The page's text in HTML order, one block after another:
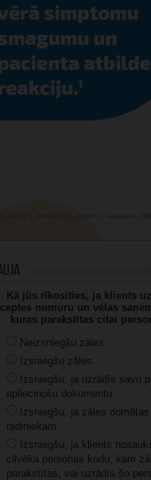
Kā jūs rīkosities, ja klients
numuru un vēlas
kuras parakstītas citai
Neizsniegšu zāles.
Izsniegšu zāles.
Izsniegšu, ja uzrādīs savu
apliecinošu dokumentu.
Izsniegšu, ja zāles domātas
radiniekam.
Izsniegšu, ja klients
cilvēka personas kodu, kam
parakstītas, vai uzrādīs šo